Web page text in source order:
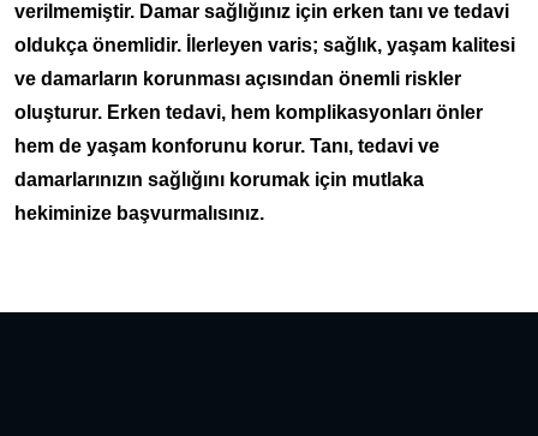
verilmemiştir. Damar sağlığınız için erken tanı ve tedavi
oldukça önemlidir. İlerleyen varis; sağlık, yaşam kalitesi
ve damarların korunması açısından önemli riskler
oluşturur. Erken tedavi, hem komplikasyonları önler
hem de yaşam konforunu korur. Tanı, tedavi ve
damarlarınızın sağlığını korumak için mutlaka
hekiminize başvurmalısınız.